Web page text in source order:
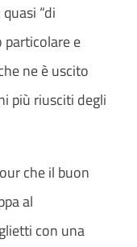
“di
particolare e
ne è uscito
più riusciti degli
che il buon
al
con una